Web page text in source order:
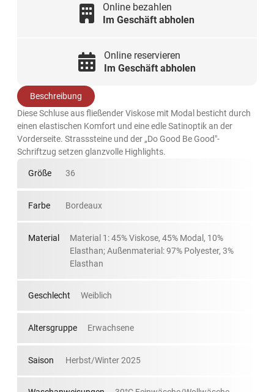
Online bezahlen
Im Geschäft abholen
Online reservieren
Im Geschäft abholen
Beschreibung
Diese Schluse aus fließender Viskose mit Modal besticht durch
einen elastischen Komfort und eine edle Satinoptik an der
Vorderseite. Strasssteine und der „Do Good Be Good"-
Schriftzug setzen glanzvolle Highlights.
Größe 36
Farbe Bordeaux
Material
Material 1: 45% Viskose, 45% Modal, 10%
Elasthan; Außenmaterial: 97% Polyester, 3%
Elasthan
Geschlecht Weiblich
Altersgruppe Erwachsene
Saison Herbst/Winter 2025